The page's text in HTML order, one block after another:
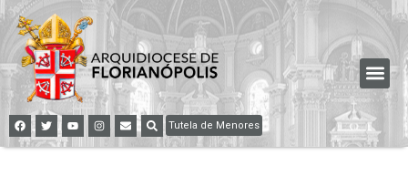
Tutela de Menores